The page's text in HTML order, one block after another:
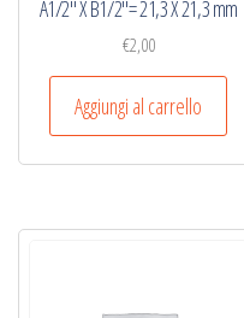
A1/2″ X B1/2″= 21,3 X 21,3 mm
€2,00
Aggiungi al carrello